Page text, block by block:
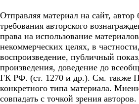
Отправляя материал на сайт, автор
требования авторского
права на использование
некоммерческих целях, в
воспроизведение, публичный
произведения, доведение до
ГК РФ. (ст. 1270 и др.). См. также
конкретного типа материала.
совпадать с точкой зрения авторов.